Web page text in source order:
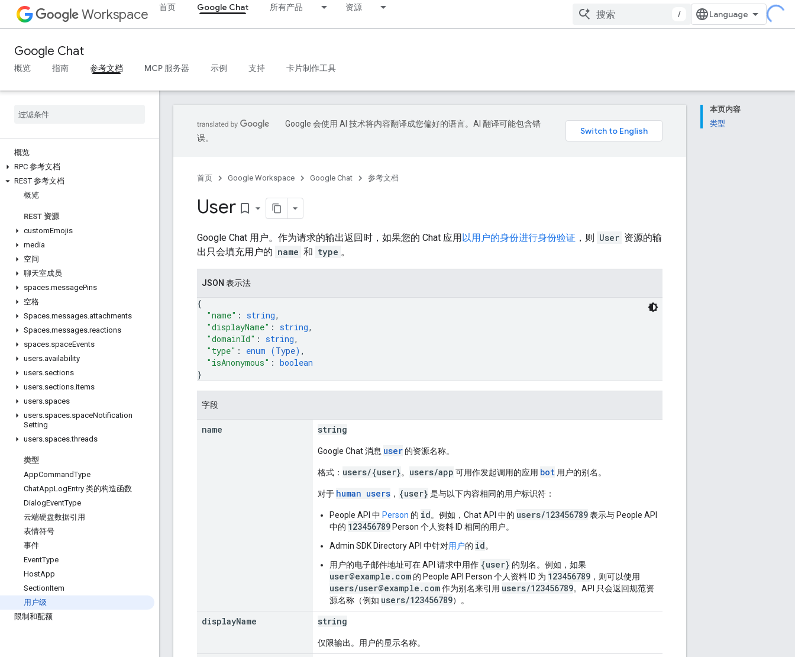
Workspace 首页 Google Chat 所有产品 资源
/
Google Chat
概览 指南 参考文档 MCP 服务器 示例 支持 卡片制作工具
概览
RPC 参考文档
REST 参考文档
概览
REST 资源
customEmojis
media
空间
聊天室成员
spaces.messagePins
空格
Spaces.messages.attachments
Spaces.messages.reactions
spaces.spaceEvents
users.availability
users.sections
users.sections.items
users.spaces
users.spaces.spaceNotification
Setting
users.spaces.threads
类型
AppCommandType
ChatAppLogEntry 类的构造函数
DialogEventType
云端硬盘数据引用
表情符号
事件
EventType
HostApp
SectionItem
用户级
限制和配额
本页内容
类型
Google 会使用 AI 技术将内容翻译成您偏好的语言。AI 翻译可能包含错
误。
首页 Google Workspace Google Chat 参考文档
User bookmark_border
Google Chat 用户。作为请求的输出返回时，如果您的 Chat 应用以用户的身份进行身份验证 ，则 User 资源的输
出只会填充用户的 name 和 type 。
JSON 表示法
{
"name" : string,
"displayName" : string,
"domainId" : string,
"type" : enum (Type) ,
"isAnonymous" : boolean
}
字段
name string
Google Chat 消息 user 的资源名称。
格式： users/{user}。 users/app 可用作发起调用的应用 bot 用户的别名。
对于 human users ， {user} 是与以下内容相同的用户标识符：
People API 中 Person 的 id。例如，Chat API 中的 users/123456789表示与 People API
中的 123456789 Person 个人资料 ID 相同的用户。
Admin SDK Directory API 中针对用户的 id。
用户的电子邮件地址可在 API 请求中用作 {user} 的别名。例如，如果
user@example.com 的 People API Person 个人资料 ID 为 123456789 ，则可以使用
users/user@example.com作为别名来引用 users/123456789。API 只会返回规范资
源名称（例如 users/123456789）。
displayName string
仅限输出。用户的显示名称。